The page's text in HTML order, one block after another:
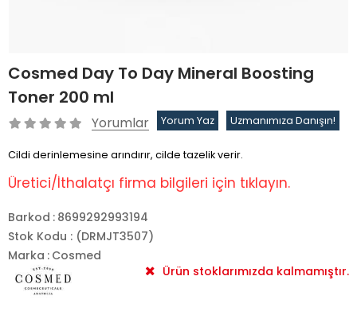
Cosmed Day To Day Mineral Boosting
Toner 200 ml
Yorumlar Yorum Yaz Uzmanımıza Danışın!
Cildi derinlemesine arındırır, cilde tazelik verir.
Üretici/İthalatçı firma bilgileri için tıklayın.
Barkod : 8699292993194
Stok Kodu
(DRMJT3507)
Ürün stoklarımızda kalmamıştır.
Marka : Cosmed